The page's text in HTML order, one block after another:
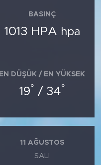
BASINÇ
1013 HPA hpa
EN DÜŞÜK / EN YÜKSEK
19° / 34°
11 AĞUSTOS
SALI